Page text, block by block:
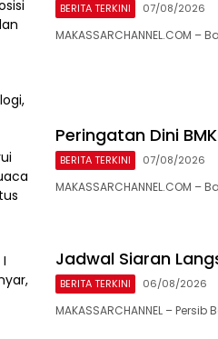
BERITA TERKINI 07/08/2026
MAKASSARCHANNEL.COM
Peringatan Dini
BERITA TERKINI 07/08/2026
MAKASSARCHANNEL.COM
Jadwal Siaran
BERITA TERKINI 06/08/2026
MAKASSARCHANNEL –